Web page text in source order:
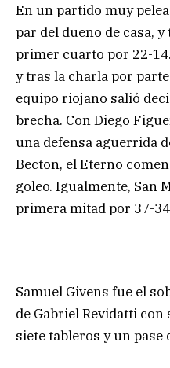
En un partido muy
par del dueño de casa,
primer cuarto por 22-
y tras la charla por
equipo riojano salió
brecha. Con Diego
una defensa aguerrida
Becton, el Eterno
goleo. Igualmente, San
primera mitad por 37-
Samuel Givens fue el
de Gabriel Revidatti con
siete tableros y un pase